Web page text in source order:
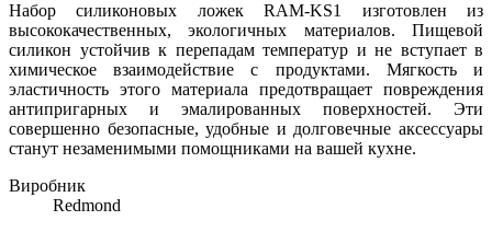
Набор силиконовых ложек RAM-KS1 изготовлен из
высококачественных, экологичных материалов. Пищевой
силикон устойчив к перепадам температур и не вступает в
химическое взаимодействие с продуктами. Мягкость и
эластичность этого материала предотвращает повреждения
антипригарных и эмалированных поверхностей. Эти
совершенно безопасные, удобные и долговечные аксессуары
станут незаменимыми помощниками на вашей кухне.
Виробник
Redmond